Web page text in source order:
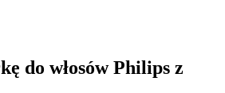
do włosów Philips z